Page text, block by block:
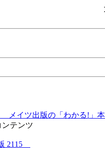
メイツ出版の「わかる!」
テンツ
2115